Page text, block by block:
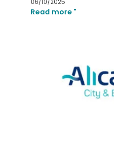
Read more "